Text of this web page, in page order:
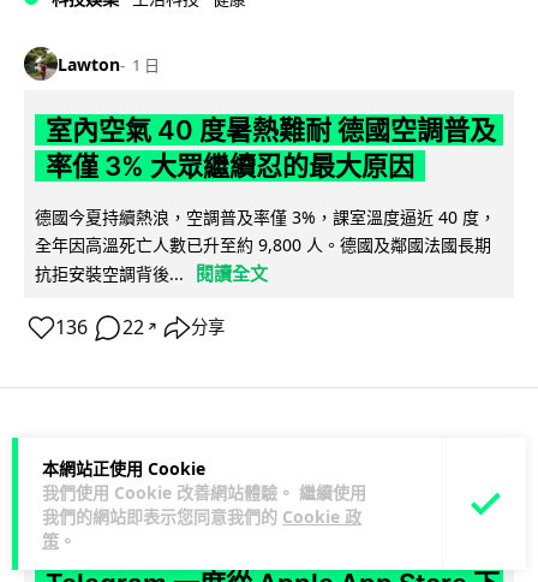
本網站正使用 Cookie
我們使用 Cookie 改善網站體驗。 繼續使用
我們的網站即表示您同意我們的 Cookie 政
策 。
Lawton 1 日
室內空氣 40 度暑熱難耐 德國空調普及
率僅 3% 大眾繼續忍的最大原因
德國今夏持續熱浪，空調普及率僅 3%，課室溫度逼近 40 度，
全年因高溫死亡人數已升至約 9,800 人。德國及鄰國法國長期
抗拒安裝空調背後...
閱讀全文
136 22 ↗ 分享
Lawton 1 日